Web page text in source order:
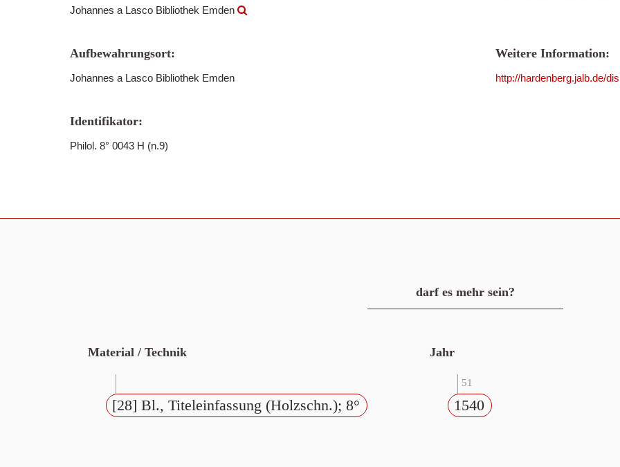
Johannes a Lasco Bibliothek Emden
Aufbewahrungsort:
Johannes a Lasco Bibliothek Emden
Identifikator:
Philol. 8° 0043 H (n.9)
Weitere Information:
http://hardenberg.jalb.de/
darf es mehr sein?
Material / Technik
[28] Bl., Titeleinfassung (Holzschn.); 8°
Jahr
51
1540